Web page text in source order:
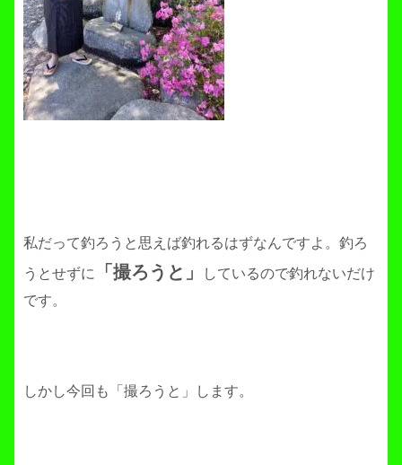
私だって釣ろうと思えば釣れるはずなんですよ。釣ろ
うとせずに
「撮ろうと」
しているので釣れないだけ
です。
しかし今回も「撮ろうと」します。